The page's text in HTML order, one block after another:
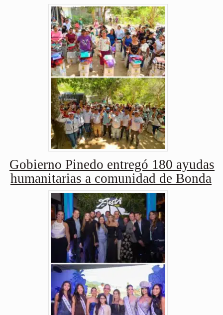
Gobierno Pinedo entregó 180 ayudas
humanitarias a comunidad de Bonda